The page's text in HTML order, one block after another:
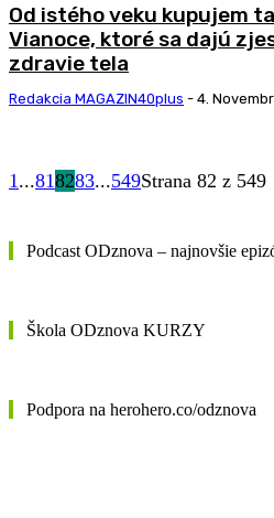
Od istého veku kupujem
Vianoce, ktoré sa dajú
zdravie tela
Redakcia MAGAZIN40plus - 4.
1 ...818283...549Strana 82 z 549
Podcast ODznova – najnovšie
Škola ODznova KURZY
Podpora na herohero.co/odznova